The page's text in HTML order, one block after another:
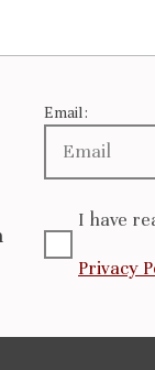
Email:
I have
Privacy